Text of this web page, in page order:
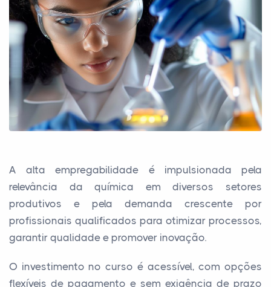
A alta empregabilidade é impulsionada pela
relevância da química em diversos setores
produtivos e pela demanda crescente por
profissionais qualificados para otimizar processos,
garantir qualidade e promover inovação.
O investimento no curso é acessível, com opções
flexíveis de pagamento e sem exigência de prazo